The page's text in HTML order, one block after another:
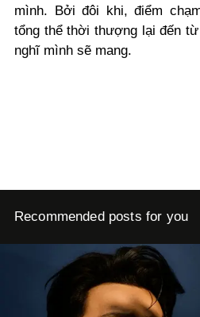
mình. Bởi đôi khi, điểm
tổng thể thời thượng lại đến
nghĩ mình sẽ mang.
Recommended posts for you